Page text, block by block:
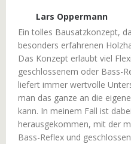
Lars Oppermann
Ein tolles Bausatzkonzept,
besonders erfahrenen
Das Konzept erlaubt viel
geschlossenem oder Bass-
liefert immer wertvolle
man das ganze an die
kann. In meinem Fall ist
herausgekommen, mit der
Bass-Reflex und